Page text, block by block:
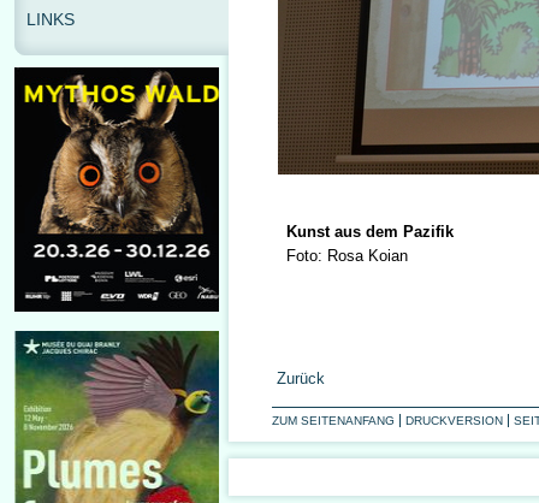
Kunst aus dem Pazifik
Foto: Rosa Koian
Zurück
ZUM SEITENANFANG DRUCKVERSION
LINKS